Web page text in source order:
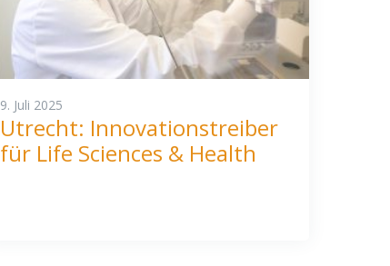
9. Juli 2025
Utrecht: Innovationstreiber
für Life Sciences & Health